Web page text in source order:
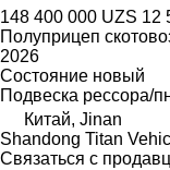
148 400 000 UZS 12
Полуприцеп
2026
Состояние новый
Подвеска рессора/
Китай, Jinan
Shandong Titan
Связаться с